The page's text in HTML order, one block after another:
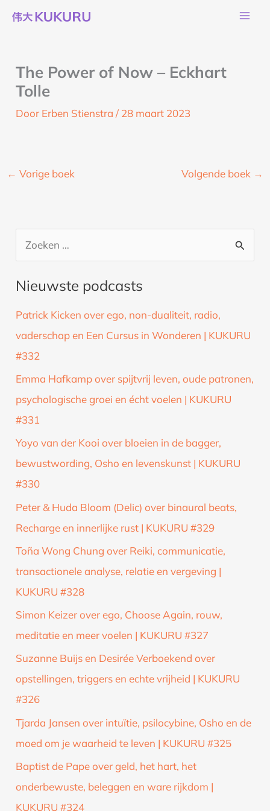
naar
The Power of Now – Eckhart
Tolle
Door Erben Stienstra/ 28 maart 2023
← Vorige boek Volgende boek →
e
k
a
Nieuwste podcasts
Patrick Kicken over ego, non-dualiteit, radio,
vaderschap en Een Cursus in Wonderen | KUKURU
#332
Emma Hafkamp over spijtvrij leven, oude patronen,
psychologische groei en écht voelen | KUKURU
#331
Yoyo van der Kooi over bloeien in de bagger,
bewustwording, Osho en levenskunst | KUKURU
#330
Peter & Huda Bloom (Delic) over binaural beats,
Recharge en innerlijke rust | KUKURU #329
Toña Wong Chung over Reiki, communicatie,
transactionele analyse, relatie en vergeving |
KUKURU #328
Simon Keizer over ego, Choose Again, rouw,
meditatie en meer voelen | KUKURU #327
Suzanne Buijs en Desirée Verboekend over
opstellingen, triggers en echte vrijheid | KUKURU
#326
Tjarda Jansen over intuïtie, psilocybine, Osho en de
moed om je waarheid te leven | KUKURU #325
Baptist de Pape over geld, het hart, het
onderbewuste, beleggen en ware rijkdom |
KUKURU #324